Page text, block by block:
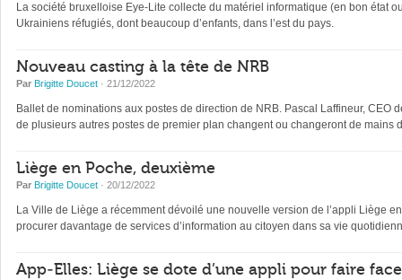
La société bruxelloise Eye-Lite collecte du matériel informatique (en bon état
Ukrainiens réfugiés, dont beaucoup d’enfants, dans l’est du pays.
Nouveau casting à la tête de NRB
Par Brigitte Doucet · 21/12/2022
Ballet de nominations aux postes de direction de NRB. Pascal Laffineur,
de plusieurs autres postes de premier plan changent ou changeront de mains
Liège en Poche, deuxième
Par Brigitte Doucet · 20/12/2022
La Ville de Liège a récemment dévoilé une nouvelle version de l’appli Liège
procurer davantage de services d’information au citoyen dans sa vie
App-Elles: Liège se dote d’une appli pour faire